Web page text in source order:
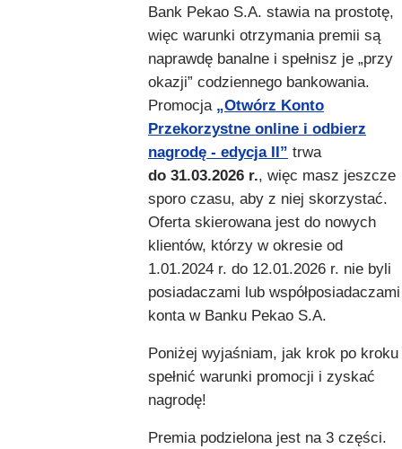
Bank Pekao S.A. stawia na prostotę,
więc warunki otrzymania premii są
naprawdę banalne i spełnisz je „przy
okazji” codziennego bankowania.
Promocja „Otwórz Konto
Przekorzystne online i odbierz
nagrodę - edycja II” trwa
do 31.03.2026 r., więc masz jeszcze
sporo czasu, aby z niej skorzystać.
Oferta skierowana jest do nowych
klientów, którzy w okresie od
1.01.2024 r. do 12.01.2026 r. nie byli
posiadaczami lub współposiadaczami
konta w Banku Pekao S.A.
Poniżej wyjaśniam, jak krok po kroku
spełnić warunki promocji i zyskać
nagrodę!
Premia podzielona jest na 3 części.